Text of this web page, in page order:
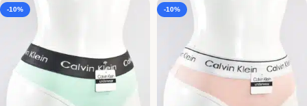
-10% -10%